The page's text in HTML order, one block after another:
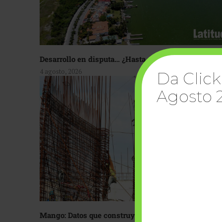
Desarrollo en disputa… ¿Hasta dónde crecer?
4 agosto, 2026
Mango: Datos que construyen confianza
Da
Agosto